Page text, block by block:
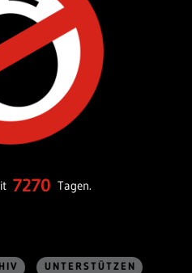
7270 Tagen.
UNTERSTÜTZEN